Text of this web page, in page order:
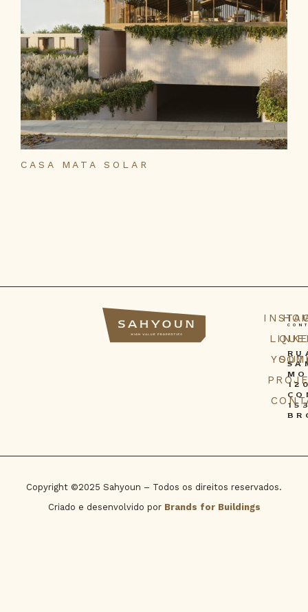
CASA MATA SOLAR
Copyright ©2025 Sahyoun – Todos os direitos reservados.
Criado e desenvolvido por Brands for Buildings